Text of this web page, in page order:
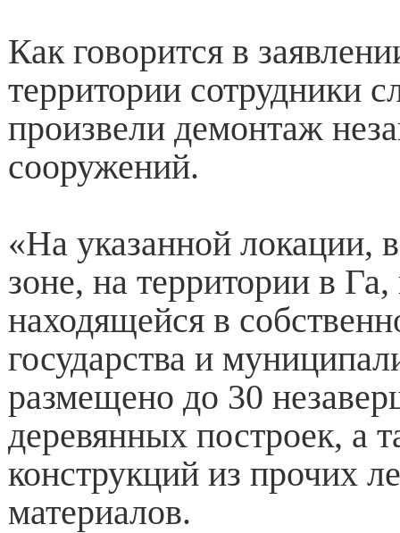
Как говорится в
территории сотрудники
произвели демонтаж
сооружений.
«На указанной локации,
зоне, на территории в
находящейся в
государства и
размещено до 30
деревянных построек, а
конструкций из прочих
материалов.